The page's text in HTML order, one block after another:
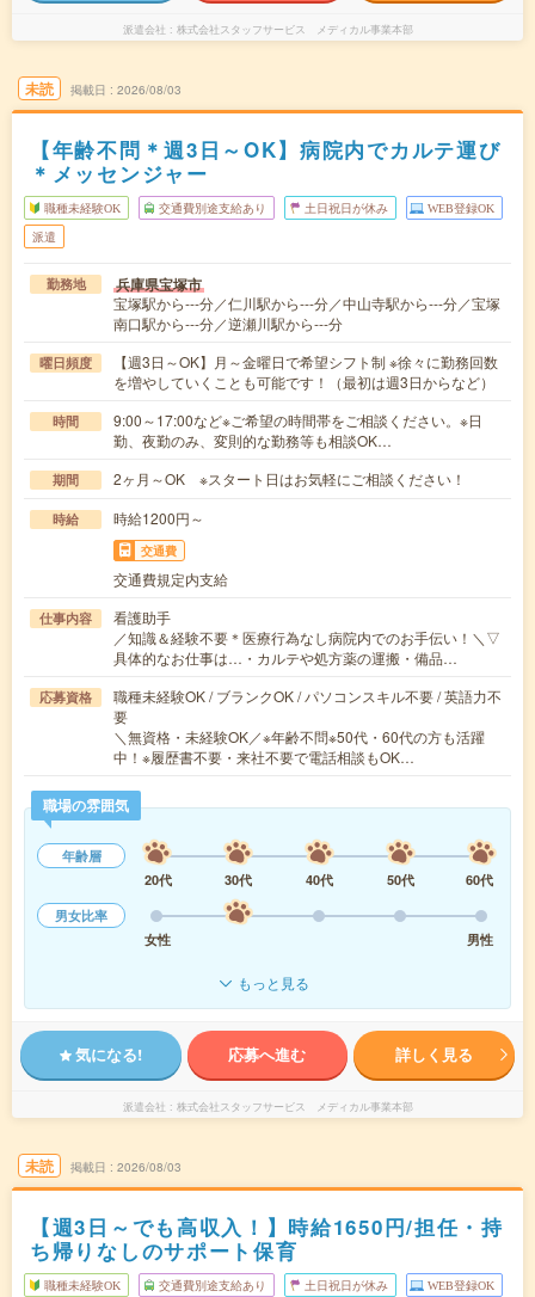
派遣会社 株式会社スタッフサービス メディカル事業本部
未読 掲載日 2026/08/03
【年齢不問＊週3日～OK】病院内でカルテ運び
＊メッセンジャー
職種未経験OK 交通費別途支給あり 土日祝日が休み WEB登録OK
派遣
勤務地 兵庫県宝塚市
宝塚駅から---分／仁川駅から---分／中山寺駅から---分／宝塚
南口駅から---分／逆瀬川駅から---分
曜日頻度
【週3日～OK】月～金曜日で希望シフト制 ※徐々に勤務回数
を増やしていくことも可能です！（最初は週3日からなど）
時間
9:00～17:00など※ご希望の時間帯をご相談ください。※日
勤、夜勤のみ、変則的な勤務等も相談OK…
期間 2ヶ月～OK ※スタート日はお気軽にご相談ください！
時給 時給1200円～
交通費
交通費規定内支給
仕事内容
看護助手
／知識＆経験不要＊医療行為なし病院内でのお手伝い！＼▽
具体的なお仕事は…・カルテや処方薬の運搬・備品…
応募資格
職種未経験OK / ブランクOK / パソコンスキル不要 / 英語力不
要
＼無資格・未経験OK／※年齢不問※50代・60代の方も活躍
中！※履歴書不要・来社不要で電話相談もOK…
職場の雰囲気
年齢層
20代
30代 40代 50代
60代
男女比率
女性
男性
もっと見る
気になる! 応募へ進む 詳しく見る
派遣会社 株式会社スタッフサービス メディカル事業本部
未読 掲載日 2026/08/03
【週3日～でも高収入！】時給1650円/担任・持
ち帰りなしのサポート保育
職種未経験OK 交通費別途支給あり 土日祝日が休み WEB登録OK